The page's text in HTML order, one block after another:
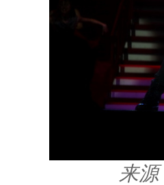
来源